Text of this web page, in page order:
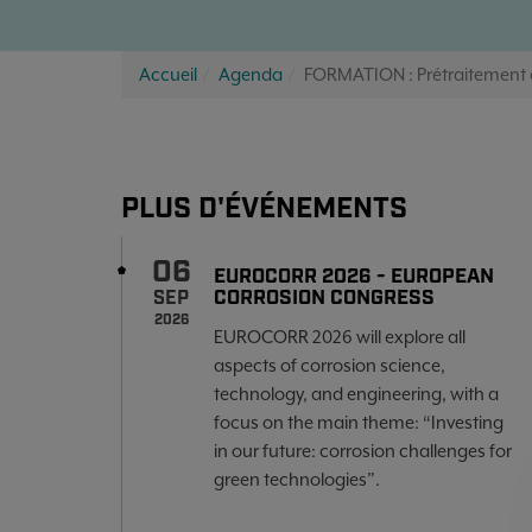
Accueil Agenda FORMATION :
PLUS D'ÉVÉNEMENTS
06
SEP
2026
EUROCORR 2026 - EUROPEAN
CORROSION CONGRESS
EUROCORR 2026 will explore all
aspects of corrosion science,
technology, and engineering, with a
focus on the main theme: “Investing
in our future: corrosion challenges for
green technologies”.